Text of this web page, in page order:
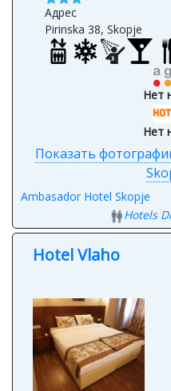
Адрес
Pirinska 38, Skopje
Нет
Нет
Показать
Ambasador Hotel Skopje
Hotels
Hotel Vlaho